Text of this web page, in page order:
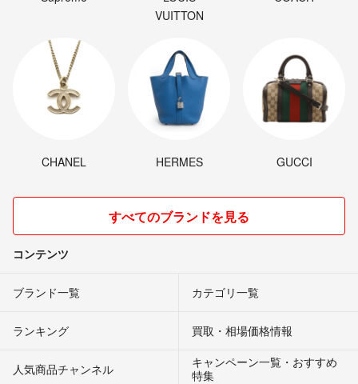
VUITTON
CHANEL HERMES GUCCI
すべてのブランドを見る
コンテンツ
ブランド一覧 カテゴリ一覧
ランキング 買取・相場価格情報
人気商品チャンネル
キャンペーン一覧・おすすめ
特集